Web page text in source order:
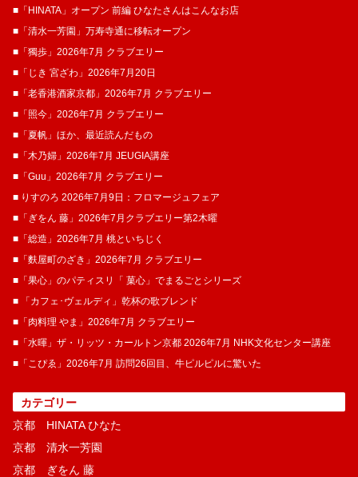
■「HINATA」オープン 前編 ひなたさんはこんなお店
■「清水一芳園」万寿寺通に移転オープン
■「獨歩」2026年7月 クラブエリー
■「じき 宮ざわ」2026年7月20日
■「老香港酒家京都」2026年7月 クラブエリー
■「照今」2026年7月 クラブエリー
■「夏帆」ほか、最近読んだもの
■「木乃婦」2026年7月 JEUGIA講座
■「Guu」2026年7月 クラブエリー
■ りすのろ 2026年7月9日：フロマージュフェア
■「ぎをん 藤」2026年7月クラブエリー第2木曜
■「総造」2026年7月 桃といちじく
■「麩屋町のざき」2026年7月 クラブエリー
■「果心」のパティスリ「 菓​心」でまるごとシリーズ
■ 「カフェ･ヴェルディ」乾杯の歌ブレンド
■「肉料理 やま」2026年7月 クラブエリー
■「水暉」ザ・リッツ・カールトン京都 2026年7月 NHK文化センター講座
■「こぴゑ」2026年7月 訪問26回目、牛ピルピルに驚いた
カテゴリー
京都 HINATA ひなた
京都 清水一芳園
京都 ぎをん 藤